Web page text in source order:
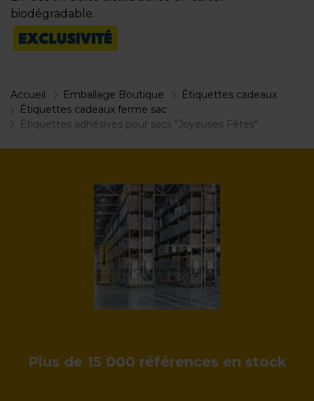
biodégradable.
Accueil Emballage Boutique
Étiquettes cadeaux
Étiquettes cadeaux ferme sac
Étiquettes adhésives pour sacs "Joyeuses Fêtes"
Plus de 15 000 références en stock